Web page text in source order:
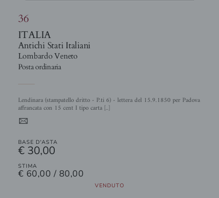
36
ITALIA
Antichi Stati Italiani
Lombardo Veneto
Posta ordinaria
Lendinara (stampatello dritto - P.ti 6) - lettera del 15.9.1850 per Padova
affrancata con 15 cent I tipo carta [..]
4
BASE D'ASTA
€ 30,00
STIMA
€ 60,00 / 80,00
VENDUTO